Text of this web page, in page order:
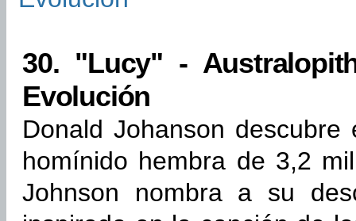
30. "Lucy" -
Evolución
Donald Johanson
homínido hembra de 3,2
Johnson nombra a su